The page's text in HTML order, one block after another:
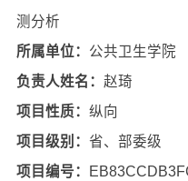
测分析
所属单位： 公共卫生学院
负责人姓名： 赵琦
项目性质： 纵向
项目级别： 省、部委级
项目编号：